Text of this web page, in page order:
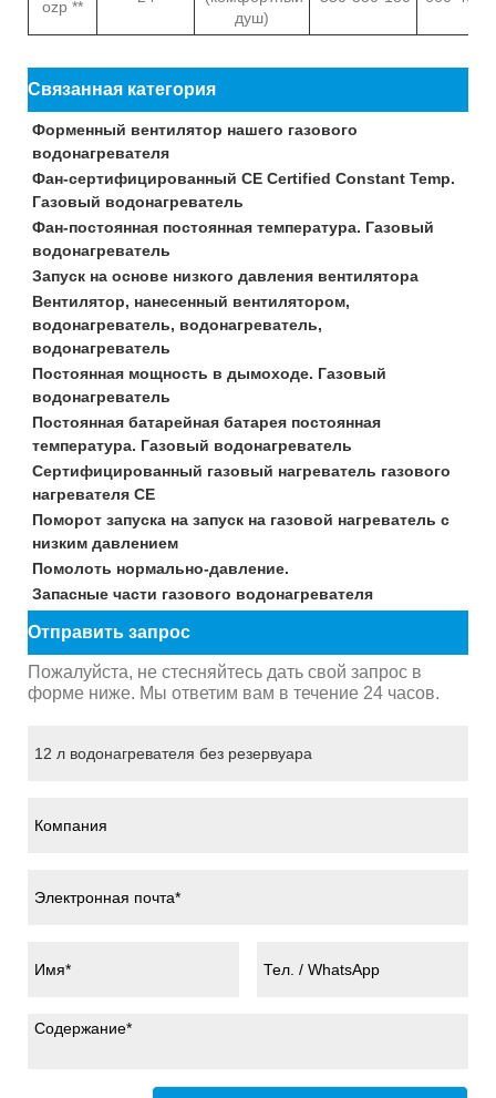
ozp **
душ)
Связанная категория
Форменный вентилятор нашего газового
водонагревателя
Фан-сертифицированный CE Certified Constant Temp.
Газовый водонагреватель
Фан-постоянная постоянная температура. Газовый
водонагреватель
Запуск на основе низкого давления вентилятора
Вентилятор, нанесенный вентилятором,
водонагреватель, водонагреватель,
водонагреватель
Постоянная мощность в дымоходе. Газовый
водонагреватель
Постоянная батарейная батарея постоянная
температура. Газовый водонагреватель
Сертифицированный газовый нагреватель газового
нагревателя CE
Поморот запуска на запуск на газовой нагреватель с
низким давлением
Помолоть нормально-давление.
Запасные части газового водонагревателя
Отправить запрос
Пожалуйста, не стесняйтесь дать свой запрос в
форме ниже. Мы ответим вам в течение 24 часов.